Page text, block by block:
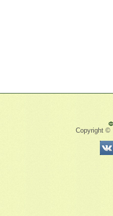
Copyright ©